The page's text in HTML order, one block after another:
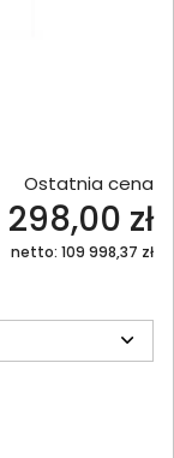
Ostatnia cena
298,00 zł
netto: 109 998,37 zł